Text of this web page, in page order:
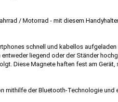
/ Motorrad - mit diesem
schnell und kabellos
liegend oder der Ständer
Diese Magnete haften fest am Gerät,
mithilfe der Bluetooth-Technologie und